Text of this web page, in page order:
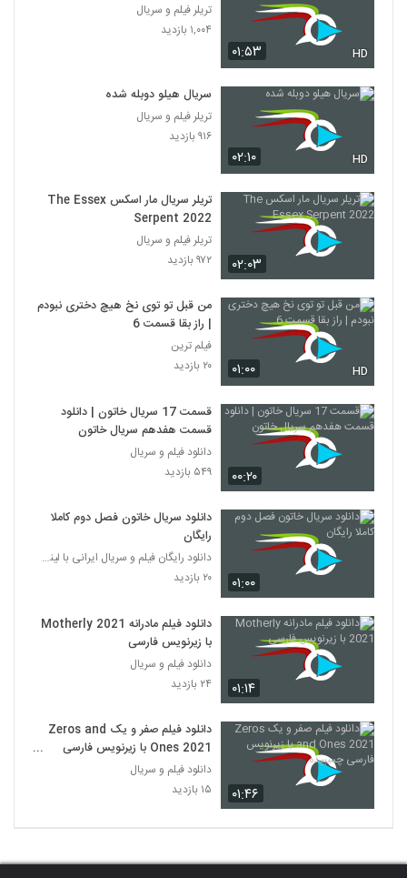
۰۱:۵۳ HD
تریلر فیلم و سریال
۱,۰۰۴ بازدید
۰۲:۱۰ HD
سریال هیلو دوبله شده
تریلر فیلم و سریال
۹۱۶ بازدید
۰۲:۰۳
تریلر سریال مار اسکس The Essex
Serpent 2022
تریلر فیلم و سریال
۹۷۲ بازدید
۰۱:۰۰ HD
من قبل تو توی نخ هیچ دختری نبودم
| راز بقا قسمت 6
فیلم ترین
۲۰ بازدید
۰۰:۲۰
قسمت 17 سریال خاتون | دانلود
قسمت هفدهم سریال خاتون
دانلود فیلم و سریال
۵۴۹ بازدید
۰۱:۰۰
دانلود سریال خاتون فصل دوم کاملا
رایگان
دانلود رایگان فیلم و سریال ایرانی با لینک مستقیم
۲۰ بازدید
۰۱:۱۴
دانلود فیلم مادرانه Motherly 2021
با زیرنویس فارسی
دانلود فیلم و سریال
۲۴ بازدید
۰۱:۴۶
دانلود فیلم صفر و یک Zeros and
Ones 2021 با زیرنویس فارسی
چسبیده
دانلود فیلم و سریال
۱۵ بازدید